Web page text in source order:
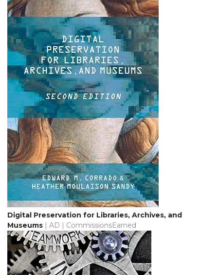
Digital Preservation for Libraries, Archives, and
Museums | AD | CommissionsEarned